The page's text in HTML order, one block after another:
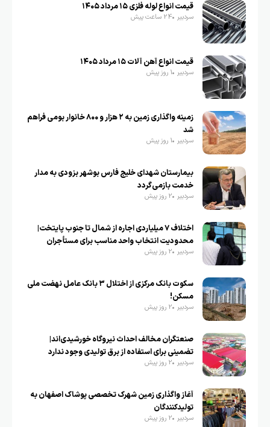
قیمت انواع لوله فلزی ۱۵ مرداد ۱۴۰۵
سردبیر 24 ساعت پیش
قیمت انواع آهن آلات ۱۵ مرداد ۱۴۰۵
سردبیر 1 روز پیش
زمینه واگذاری زمین به ۲ هزار و ۸۰۰ خانوار بومی فراهم
شد
سردبیر 1 روز پیش
بیمارستان شهدای خلیج فارس بوشهر بزودی به مدار
خدمت بازمی‌گردد
سردبیر 2 روز پیش
اختلاف ۷ میلیاردی اجاره از شمال تا جنوب پایتخت|
محدودیت انتخاب واحد مناسب برای مستأجران
سردبیر 2 روز پیش
سکوت بانک مرکزی از اختلال ۳ بانک عامل نهضت ملی
مسکن!
سردبیر 2 روز پیش
صنعتگران مخالف احداث نیروگاه خورشیدی‌اند|
تضمینی برای استفاده از برق تولیدی وجود ندارد
سردبیر 2 روز پیش
آغاز واگذاری زمین شهرک تخصصی پوشاک اصفهان به
تولیدکنندگان
سردبیر 2 روز پیش